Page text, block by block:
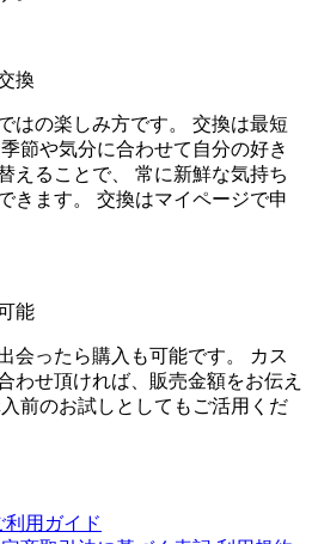
換
はの楽しみ方です。 交換は最短
節や気分に合わせて自分の好き
えることで、 常に新鮮な気持ち
きます。 交換はマイページで申
能
会ったら購入も可能です。 カス
わせ頂ければ、販売金額をお伝え
前のお試しとしてもご活用くだ
利用ガイド